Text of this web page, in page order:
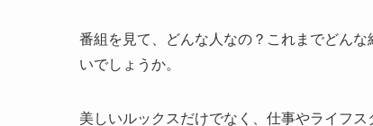
番組を見て、どんな人なの？これまでどん
いでしょうか。
美しいルックスだけでなく、仕事やライフス